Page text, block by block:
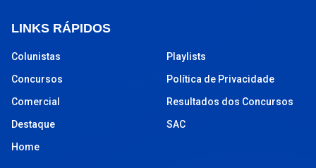
LINKS RÁPIDOS
Colunistas
Concursos
Comercial
Destaque
Home
Playlists
Política de Privacidade
Resultados dos Concursos
SAC